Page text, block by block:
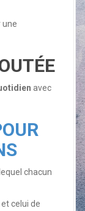
une
avec
chacun
celui de